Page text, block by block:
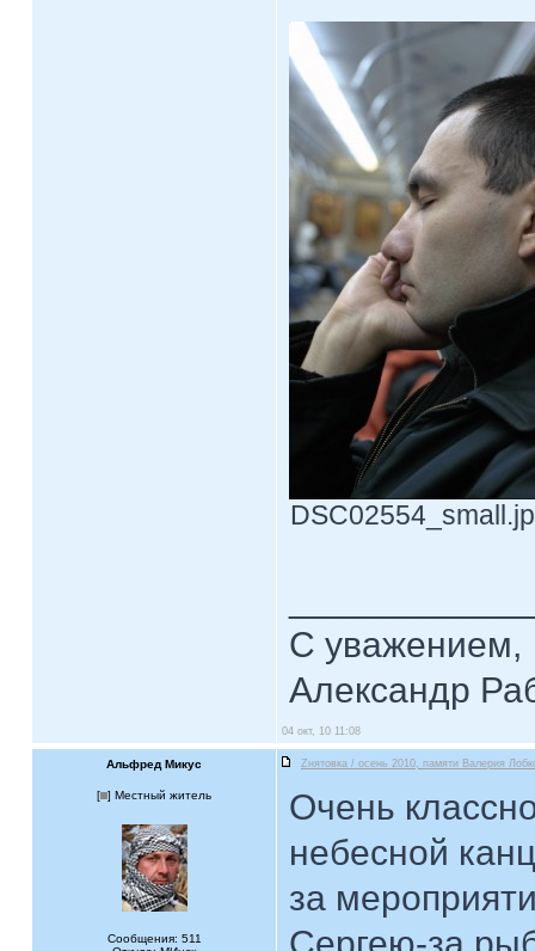
С уважением,
Александр
04 окт, 10 11:08
Альфред Микус Zнятовка / осень 2010, памяти Валерия
[ ] Местный житель
Сообщения: 511
Очень
небесной
за